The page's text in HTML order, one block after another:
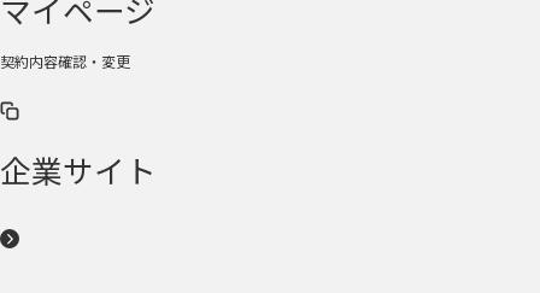
マイページ
契約内容確認・変更
企業サイト